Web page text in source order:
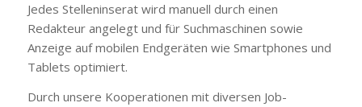
Jedes Stelleninserat wird manuell durch einen
Redakteur angelegt und für Suchmaschinen sowie
Anzeige auf mobilen Endgeräten wie Smartphones und
Tablets optimiert.
Durch unsere Kooperationen mit diversen Job-